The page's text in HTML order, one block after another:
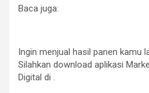
Baca juga:
Ingin menjual hasil panen kamu
Silahkan download aplikasi
Digital di .